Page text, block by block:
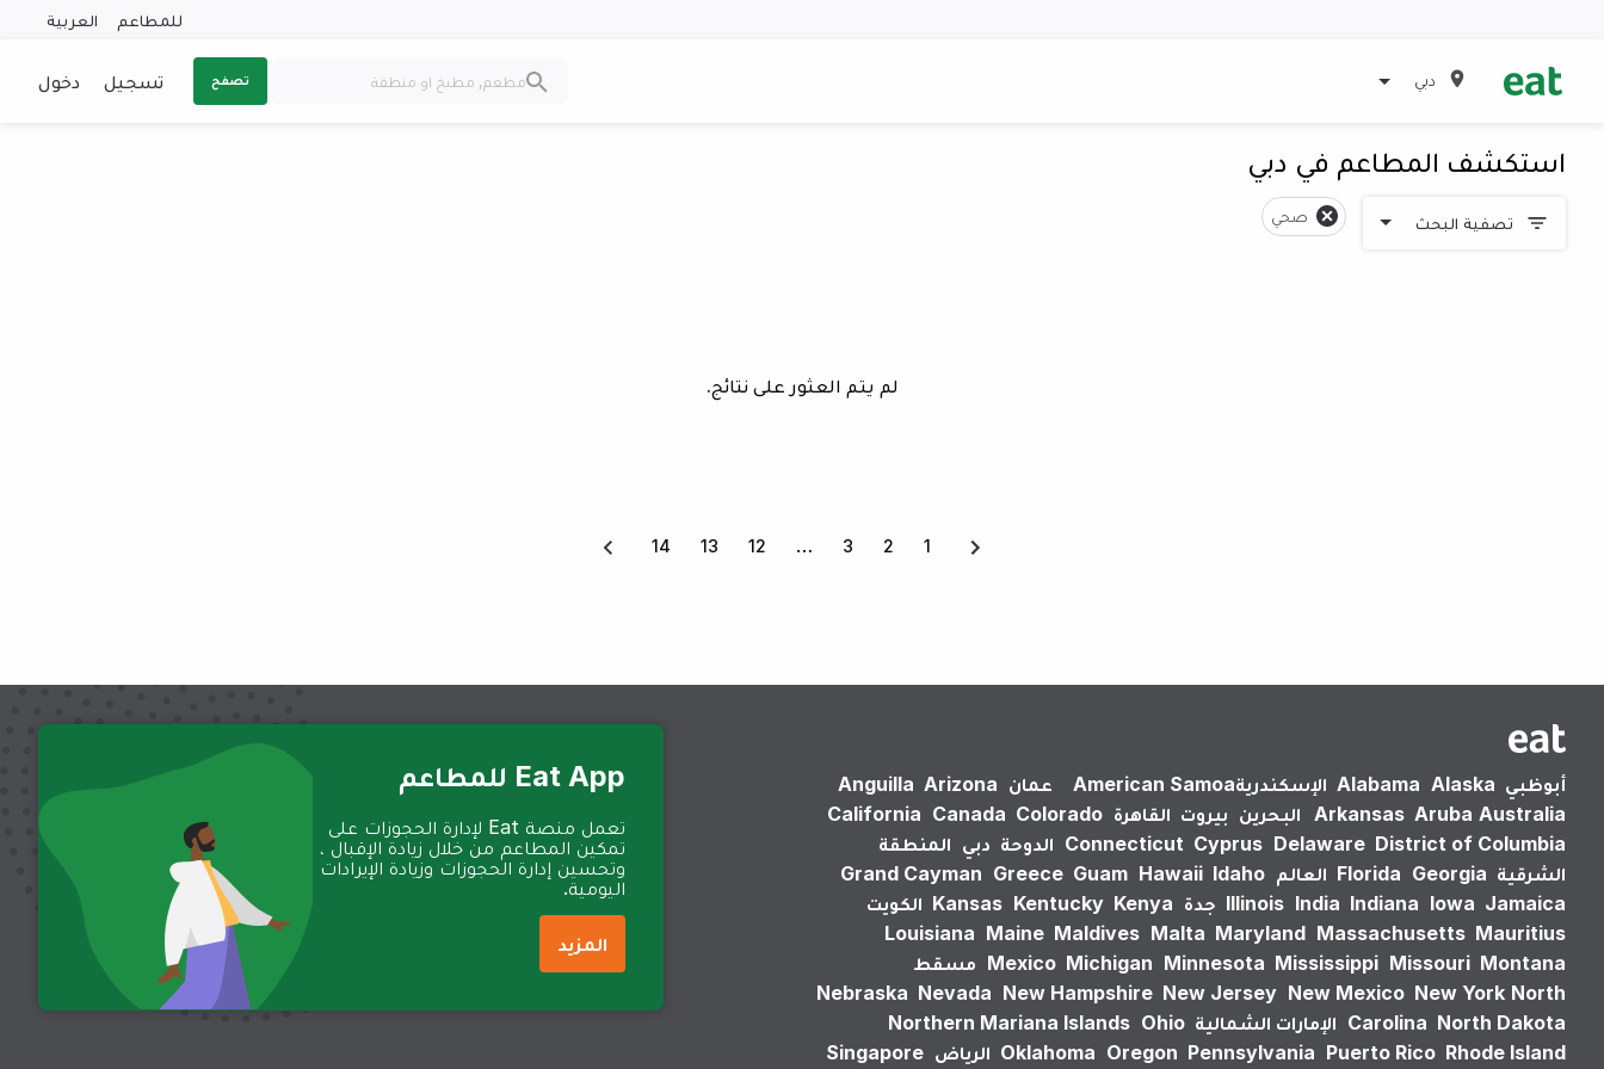
للمطاعم العربية
دبي تصفح تسجيل دخول
استكشف المطاعم في دبي
تصفية البحث صحي
لم يتم العثور على نتائج.
1
2
3
12
13
14
أبوظبي Alabama Alaska الإسكندرية‎American Samoa عمان Anguilla Arizona
Arkansas Aruba Australia البحرين بيروت القاهرة California Canada Colorado
Connecticut Cyprus Delaware District of Columbia الدوحة دبي المنطقة
الشرقية
Florida Georgia العالم Grand Cayman Greece Guam Hawaii Idaho
Illinois India Indiana Iowa Jamaica جدة Kansas Kentucky Kenya
الكويت
Louisiana Maine Maldives Malta Maryland Massachusetts Mauritius
Mexico Michigan Minnesota Mississippi Missouri Montana
مسقط
Nebraska Nevada New Hampshire New Jersey New Mexico New York North
Carolina North Dakota الإمارات الشمالية Northern Mariana Islands Ohio
Oklahoma Oregon Pennsylvania Puerto Rico Rhode Island الرياض Singapore
Eat App للمطاعم
تعمل منصة Eat لإدارة الحجوزات على
تمكين المطاعم من خلال زيادة الإقبال ،
وتحسين إدارة الحجوزات وزيادة الإيرادات
اليومية.
المزيد